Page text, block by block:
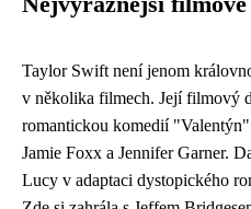
Taylor Swift není jenom
v několika filmech. Její filmový
romantickou komedií
Jamie Foxx a Jennifer Garner.
Lucy v adaptaci dystopického